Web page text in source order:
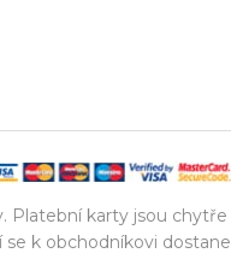
Platební karty jsou chytře
k obchodníkovi dostane